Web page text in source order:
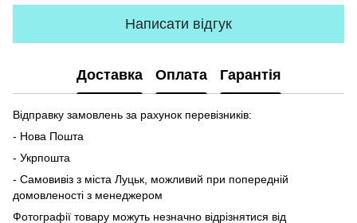
Написати відгук
Доставка Оплата Гарантія
Відправку замовлень за рахунок перевізників:
- Нова Пошта
- Укрпошта
- Самовивіз з міста Луцьк, можливий при попередній
домовленості з менеджером
Фотографії товару можуть незначно відрізнятися від